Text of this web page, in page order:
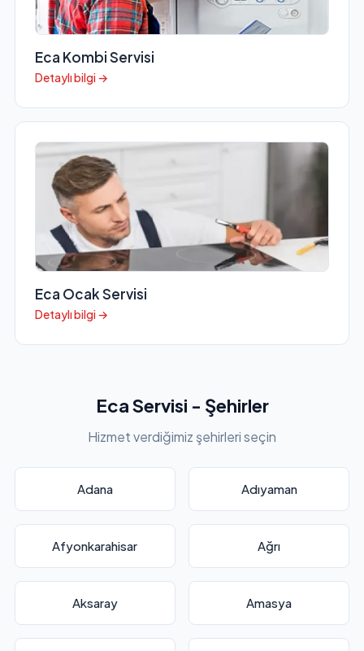
Eca Kombi Servisi
Detaylı bilgi →
Eca Ocak Servisi
Detaylı bilgi →
Eca Servisi - Şehirler
Hizmet verdiğimiz şehirleri seçin
Adana Adıyaman
Afyonkarahisar Ağrı
Aksaray Amasya